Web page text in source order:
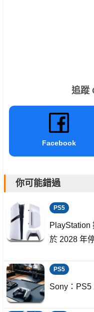
追蹤
Facebook
你可能錯過
PS5
於 2028 年
PS5
Sony：PS5